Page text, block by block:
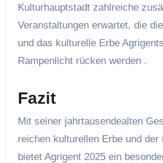
Kulturhauptstadt zahlreiche
Veranstaltungen erwartet, die
und das kulturelle Erbe
Rampenlicht rücken werden .
Fazit
Mit seiner jahrtausendealten
reichen kulturellen Erbe und der
bietet Agrigent 2025 ein